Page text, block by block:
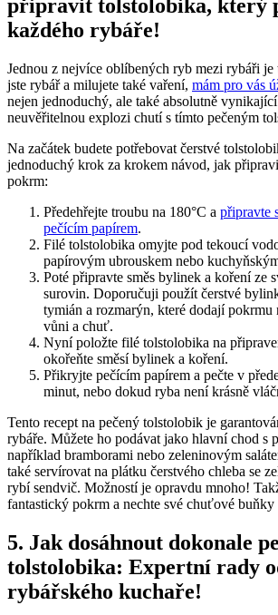
připravit tolstolobika, který
každého rybáře!
Jednou z nejvíce oblíbených ryb mezi rybáři
jste rybář a milujete také vaření, mám pro vás
nejen jednoduchý, ale také absolutně
neuvěřitelnou explozi chutí s tímto pečeným
Na začátek budete potřebovat čerstvé
jednoduchý krok za krokem návod, jak
pokrm:
Předehřejte troubu na 180°C a připravte
pečícím papírem.
Filé tolstolobika omyjte pod tekoucí
papírovým ubrouskem nebo
Poté připravte směs bylinek a koření ze
surovin. Doporučuji použít čerstvé
tymián a rozmarýn, které dodají pokrmu
vůni a chuť.
Nyní položte filé tolstolobika na
okořeňte směsí bylinek a koření.
Přikryjte pečícím papírem a pečte v
minut, nebo dokud ryba není krásně
Tento recept na pečený tolstolobik je
rybáře. Můžete ho podávat jako hlavní chod s
například bramborami nebo zeleninovým
také servírovat na plátku čerstvého chleba se
rybí sendvič. Možností je opravdu mnoho!
fantastický pokrm a nechte své chuťové buňky
5. Jak dosáhnout dokonale
tolstolobika: Expertní rady
rybářského kuchaře!